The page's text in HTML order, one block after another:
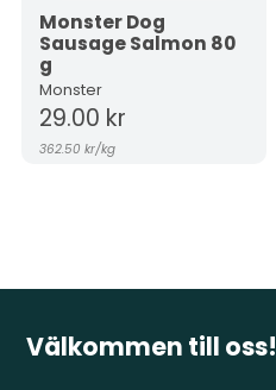
Monster Dog
Sausage Salmon 80
g
Monster
29.00 kr
362.50 kr/kg
Välkommen till oss!